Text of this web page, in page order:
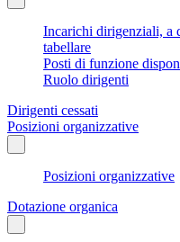
Incarichi dirigenziali, a
tabellare
Posti di funzione
Ruolo dirigenti
Dirigenti cessati
Posizioni organizzative
Posizioni organizzative
Dotazione organica